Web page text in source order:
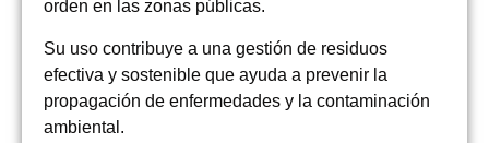
orden en las zonas públicas.
Su uso contribuye a una gestión de residuos
efectiva y sostenible que ayuda a prevenir la
propagación de enfermedades y la contaminación
ambiental.